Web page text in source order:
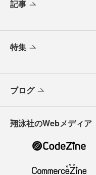
記事
特集
ブログ
翔泳社のWebメディア